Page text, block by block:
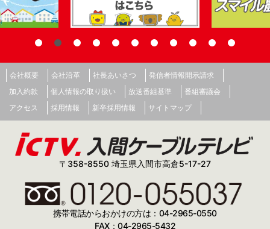
会社概要 会社沿革 社長あいさつ
発信者情報開示請求
加入約款
個人情報の取り扱い 放送番組基準
番組審議会
アクセス
採用情報 新卒採用情報 サイトマップ
〒358-8550 埼玉県入間市高倉5-17-27
携帯電話からおかけの方は：04-2965-0550
FAX：04-2965-5432